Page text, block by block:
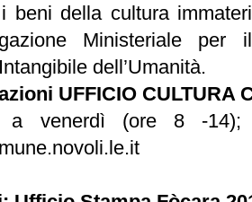
beni della cultura
Ministeriale per
dell’Umanità.
UFFICIO CULTURA
a venerdì (ore 8 -14);